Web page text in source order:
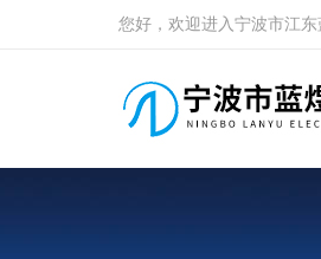
您好，欢迎进入宁波市江